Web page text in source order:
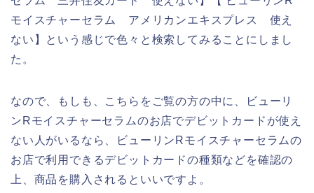
モイスチャーセラム アメリカンエキスプレス 使え
ない】という感じで色々と検索してみることにしまし
た。
なので、もしも、こちらをご覧の方の中に、ビューリ
ンRモイスチャーセラムのお店でデビットカードが使え
ない人がいるなら、ビューリンRモイスチャーセラムの
お店で利用できるデビットカードの種類などを確認の
上、商品を購入されるといいですよ。